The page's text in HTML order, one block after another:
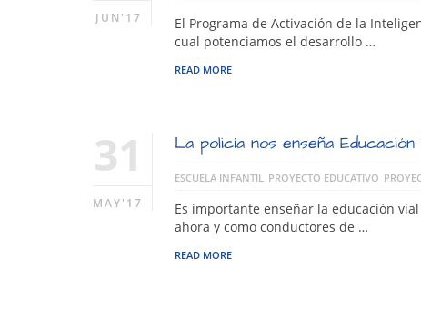
JUN'17
El Programa de Activación de la
cual potenciamos el desarrollo …
READ MORE
31
MAY'17
La policía nos enseña Educación
ESCUELA INFANTIL PROYECTO EDUCATIVO
Es importante enseñar la educación
ahora y como conductores de …
READ MORE